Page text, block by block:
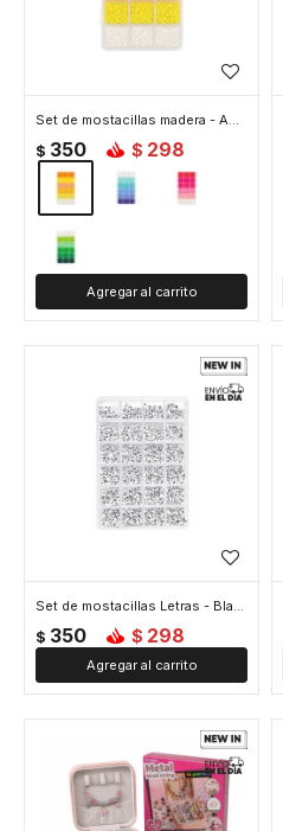
Set de mostacillas madera - Amarillo
$ 350 $ 298
Set de mostacillas Letras - Blanco
$ 350 $ 298